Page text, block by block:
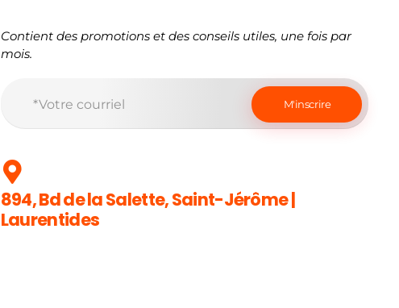
Contient des promotions et des conseils utiles, une fois par
mois.
894, Bd de la Salette, Saint-Jérôme |
Laurentides